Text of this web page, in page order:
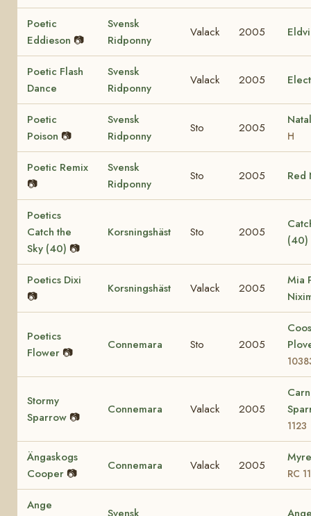
Poetic
Eddieson 📷
Svensk
Ridponny
Valack 2005
Poetic Flash
Dance
Svensk
Ridponny
Valack 2005
Poetic
Poison 📷
Svensk
Ridponny
Sto 2005
H
Poetic Remix
📷
Svensk
Ridponny
Sto 2005 Red
Poetics
Catch the
Sky (40) 📷
Korsningshäst Sto 2005
(40)
Poetics Dixi
📷
Korsningshäst Valack 2005
Mia
Poetics
Flower 📷
Connemara Sto 2005
Stormy
Sparrow 📷
Connemara Valack 2005
1123
Ängaskogs
Cooper 📷
Connemara Valack 2005
RC
Ange
Svensk